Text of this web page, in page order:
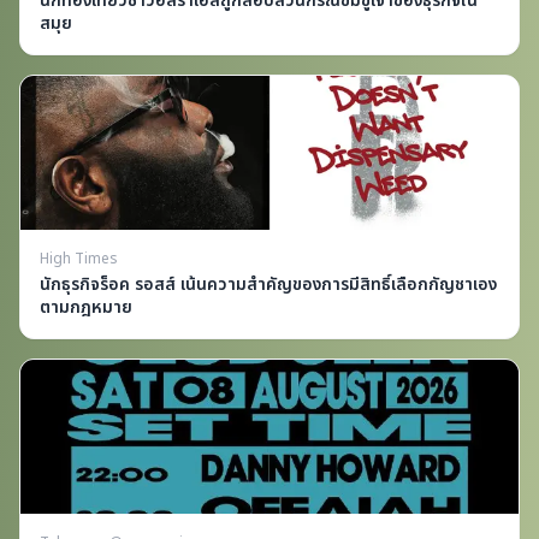
สมุย
High Times
นักธุรกิจร็อค รอสส์ เน้นความสำคัญของการมีสิทธิ์เลือกกัญชาเอง
ตามกฎหมาย